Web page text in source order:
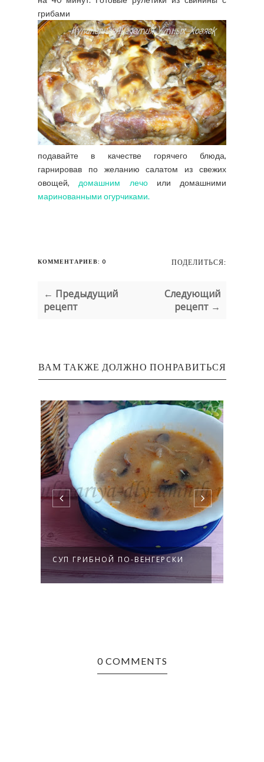
грибами
подавайте в качестве горячего блюда,
гарнировав по желанию салатом из свежих
овощей, домашним лечоили домашними
маринованными огурчиками.
КОММЕНТАРИЕВ: 0 ПОДЕЛИТЬСЯ:
← Предыдущий
рецепт
Следующий
рецепт →
ВАМ ТАКЖЕ ДОЛЖНО ПОНРАВИТЬСЯ
СУП ГРИБНОЙ ПО-ВЕНГЕРСКИ
0 COMMENTS